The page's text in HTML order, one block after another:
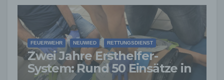
FEUERWEHR NEUWIED RETTUNGSDIENST
Zwei Jahre Ersthelfer-
System: Rund 50 Einsätze in